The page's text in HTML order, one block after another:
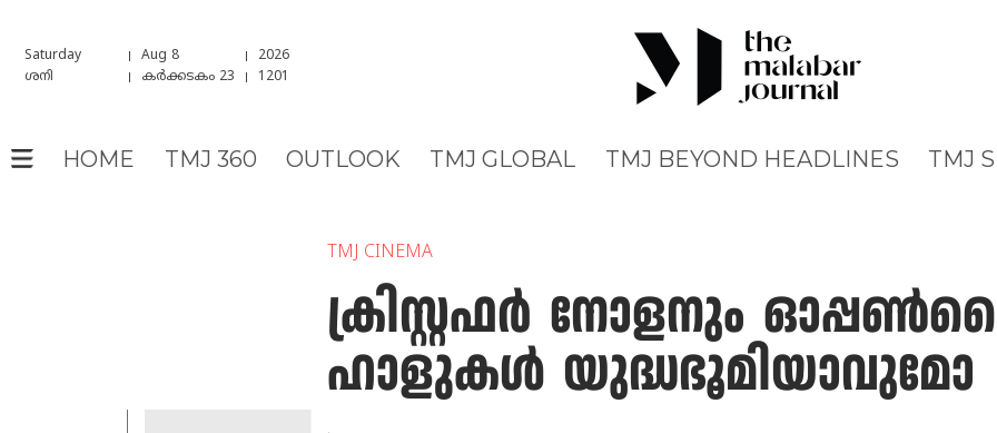
Saturday Aug 8
2026
ശനി
കർക്കടകം 23 1201
HOME TMJ 360 OUTLOOK TMJ GLOBAL TMJ BEYOND HEADLINES TMJ
TMJ CINEMA
ക്രിസ്റ്റഫര്‍ നോളനും
ഹാളുകള്‍ യുദ്ധഭൂമിയാവുമോ